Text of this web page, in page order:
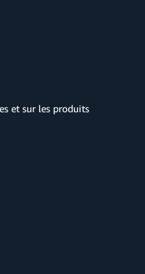
et sur les produits